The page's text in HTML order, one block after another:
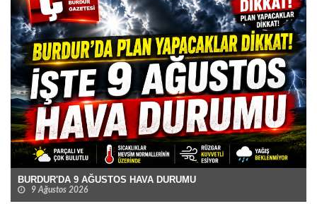
BURDUR'DA 9 AĞUSTOS HAVA DURUMU
9 Ağustos 2026